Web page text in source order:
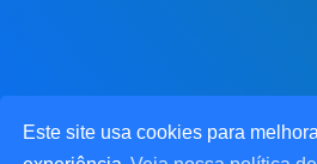
Este site usa cookies para
Pot&Pracy . Todos